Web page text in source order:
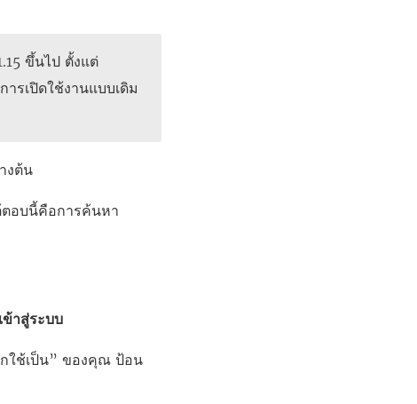
ขึ้นไป ตั้งแต่
รเปิดใช้งานแบบเดิม
งต้น
ตอบนี้คือการค้นหา
เข้าสู่ระบบ
ใช้เป็น” ของคุณ ป้อน